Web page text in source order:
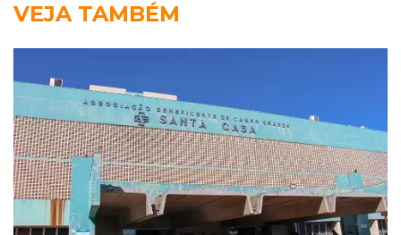
VEJA TAMBÉM